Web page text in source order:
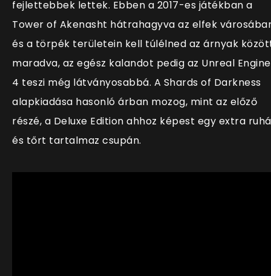
fejlettebbek lettek. Ebben a 2017-es játékban a
Tower of Akenasht hátrahagyva az elfek
és a törpék területein kell túlélned az árnyak
maradva, az egész kalandot pedig az Unreal Engine
4 teszi még látványosabbá. A Shards of Darkness
alapkiadása hasonló árban mozog, mint az előző
részé, a Deluxe Edition ahhoz képest egy extra
és tőrt tartalmaz csupán.